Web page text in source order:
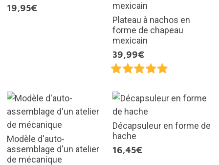
19,95€
Plateau à nachos en
forme de chapeau
mexicain
39,99€
Modèle d'auto-
assemblage d'un atelier
de mécanique
Décapsuleur en forme de
hache
16,45€